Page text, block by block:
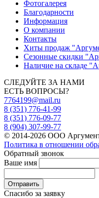
Фотогалерея
Благодарности
Информация
О компании
Контакты
Хиты продаж
Сезонные скидки
Наличие на складе
СЛЕДУЙТЕ ЗА НАМИ
ЕСТЬ ВОПРОСЫ?
7764199@mail.ru
8 (351) 776-41-99
8 (351) 776-09-77
8 (904) 307-99-77
© 2014-2026 ООО
Политика в отношении
Обратный звонок
Ваше имя
Отправить
Спасибо за заявку